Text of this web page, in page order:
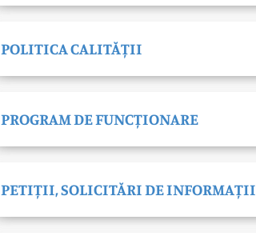
POLITICA CALITĂȚII
PROGRAM DE FUNCȚIONARE
PETIȚII, SOLICITĂRI DE INFORMAȚII